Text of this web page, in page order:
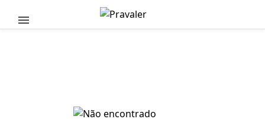
Pular para o conteúdo principal